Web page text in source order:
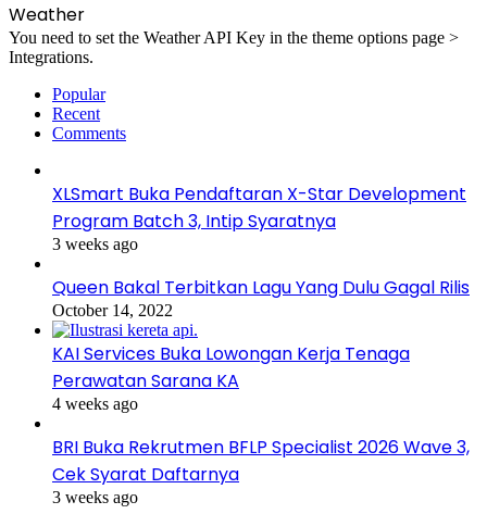
Weather
You need to set the Weather API Key in the theme options page >
Integrations.
Popular
Recent
Comments
XLSmart Buka Pendaftaran X-Star Development
Program Batch 3, Intip Syaratnya
3 weeks ago
Queen Bakal Terbitkan Lagu Yang Dulu Gagal Rilis
October 14, 2022
KAI Services Buka Lowongan Kerja Tenaga
Perawatan Sarana KA
4 weeks ago
BRI Buka Rekrutmen BFLP Specialist 2026 Wave 3,
Cek Syarat Daftarnya
3 weeks ago